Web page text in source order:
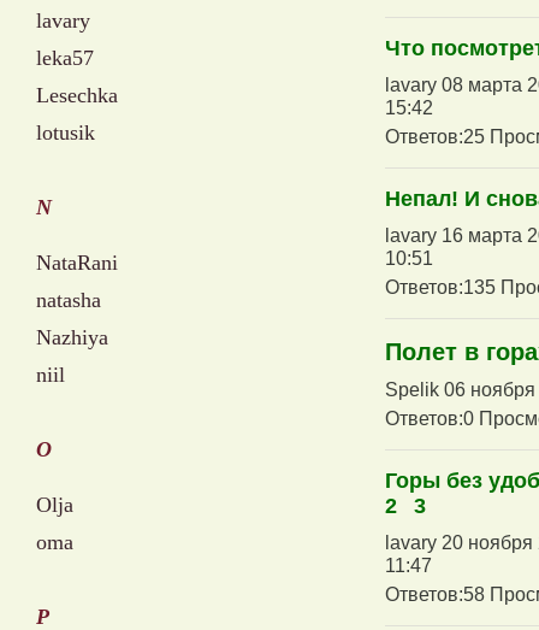
lavary
leka57
Lesechka
lotusik
N
NataRani
natasha
Nazhiya
niil
O
Olja
oma
P
Что
lavary 08 марта
15:42
Ответов:25
Непал! И
lavary 16 марта
10:51
Ответов:135
Полет в
Spelik 06
Ответов:0
Горы без
2
3
lavary 20
11:47
Ответов:58